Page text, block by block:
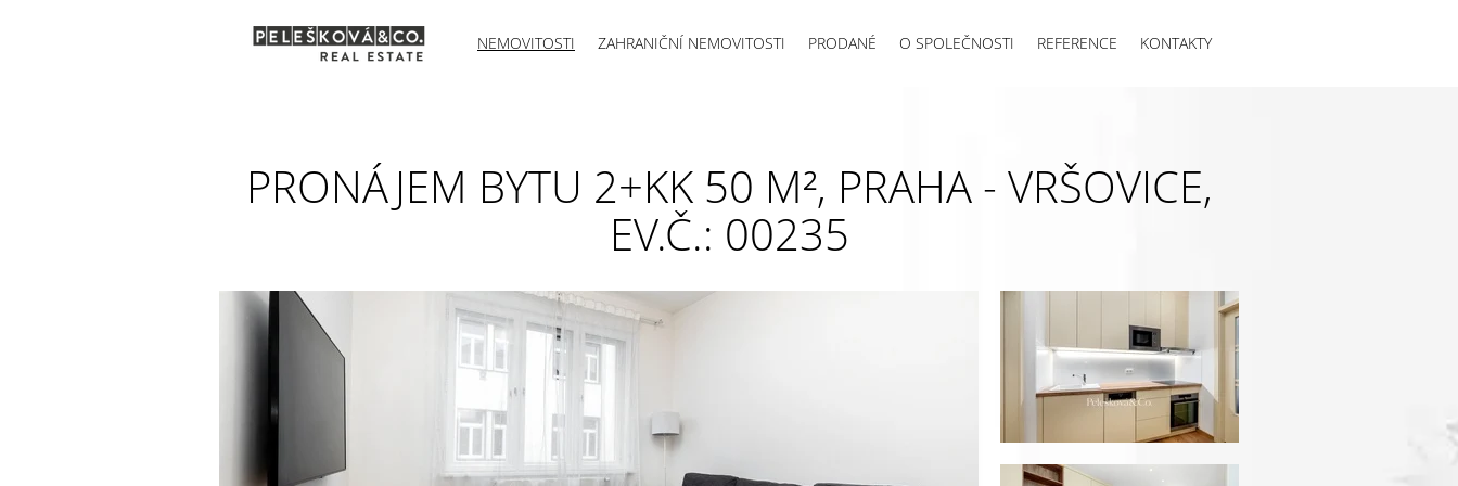
NEMOVITOSTI ZAHRANIČNÍ NEMOVITOSTI PRODANÉ O SPOLEČNOSTI REFERENCE KONTAKTY
PRONÁJEM BYTU 2+KK 50 M², PRAHA - VRŠOVICE,
EV.Č.: 00235